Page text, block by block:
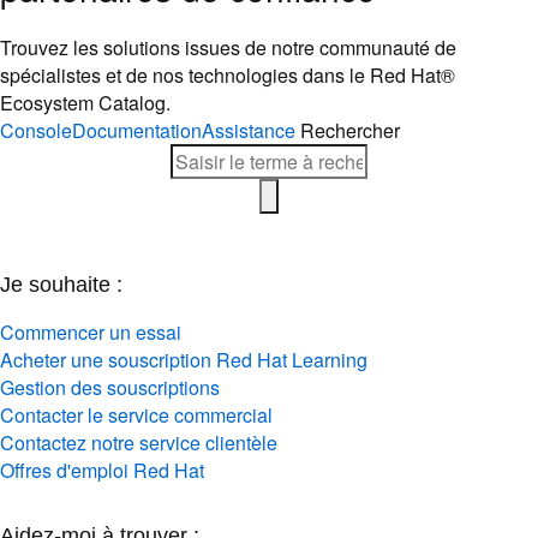
Trouvez les solutions issues de notre communauté de
spécialistes et de nos technologies dans le Red Hat®
Ecosystem Catalog.
ConsoleDocumentationAssistance Rechercher
Je souhaite :
Commencer un essai
Acheter une souscription Red Hat Learning
Gestion des souscriptions
Contacter le service commercial
Contactez notre service clientèle
Offres d'emploi Red Hat